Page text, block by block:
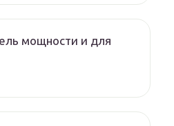
мощности и для